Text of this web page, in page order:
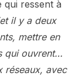
qui ressent à
il y a deux
mettre en
qui ouvrent…
réseaux, avec